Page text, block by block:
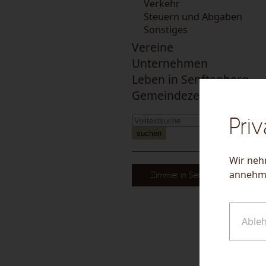
Verkehr
Steuern und Abgaben
Sonstiges
Vereine
Unternehmen
Leben in Senftenberg
Gemeindezeitung
suchen
Zimmer in Senftenberg
Wir